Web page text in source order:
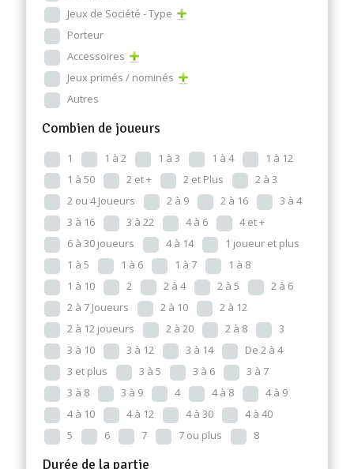
Jeux de Société - Type
Porteur
Accessoires
Jeux primés / nominés
Autres
Combien de joueurs
1 1 à 2 1 à 3 1 à 4
1 à 12
1 à 50
2 et + 2 et Plus
2 à 3
2 ou 4 Joueurs
2 à 9 2 à 16
3 à 4
3 à 16
3 à 22 4 à 6
4 et +
6 à 30 joueurs
4 à 14
1 joueur et plus
1 à 5
1 à 6 1 à 7
1 à 8
1 à 10
2 2 à 4 2 à 5
2 à 6
2 à 7 Joueurs
2 à 10
2 à 12
2 à 12 joueurs
2 à 20 2 à 8
3
3 à 10
3 à 12 3 à 14
De 2 à 4
3 et plus
3 à 5 3 à 6
3 à 7
3 à 8
3 à 9 4 4 à 8
4 à 9
4 à 10
4 à 12 4 à 30
4 à 40
5
6 7 7 ou plus 8
Durée de la partie